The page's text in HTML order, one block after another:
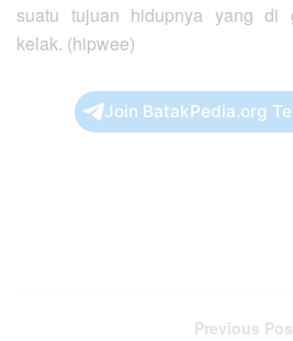
suatu tujuan hidupnya yang di
kelak. (hipwee)
Join BatakPedia.org
Previous